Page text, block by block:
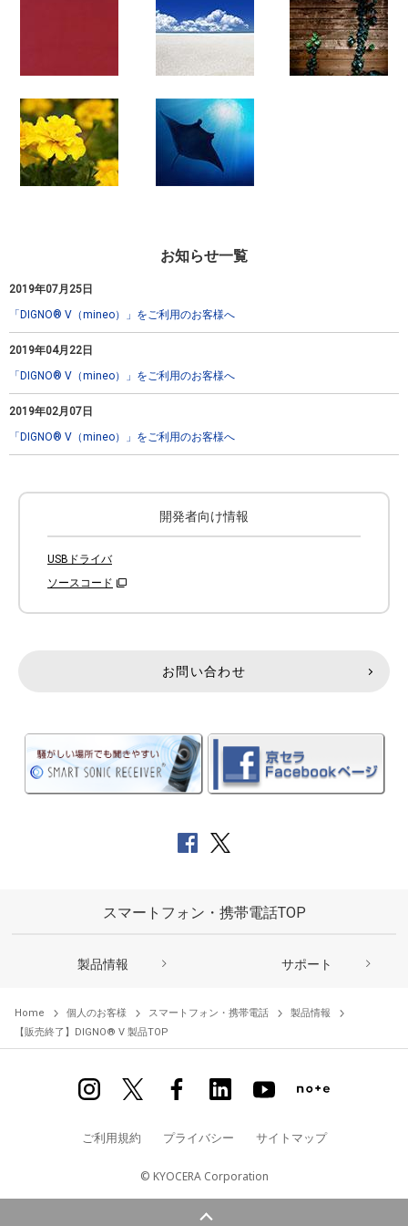
お知らせ一覧
2019年07月25日
「DIGNO® V（mineo）」をご利用のお客様へ
2019年04月22日
「DIGNO® V（mineo）」をご利用のお客様へ
2019年02月07日
「DIGNO® V（mineo）」をご利用のお客様へ
開発者向け情報
USBドライバ
ソースコード
お問い合わせ
スマートフォン・携帯電話TOP
製品情報 サポート
Home 個人のお客様 スマートフォン・携帯電話
製品情報
【販売終了】DIGNO® V 製品TOP
ご利用規約 プライバシー サイトマップ
© KYOCERA Corporation